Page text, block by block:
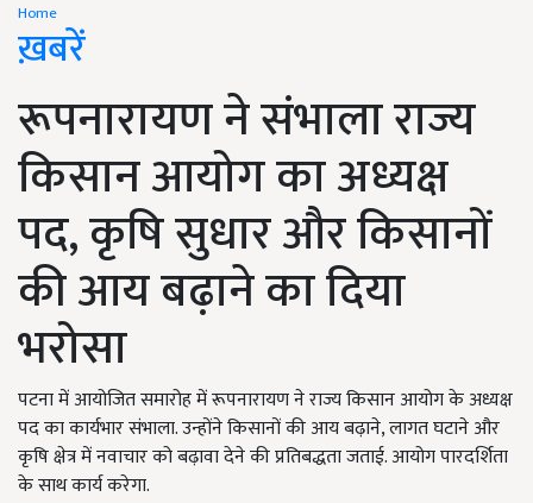
Home
ख़बरें
रूपनारायण ने संभाला राज्य
किसान आयोग का अध्यक्ष
पद, कृषि सुधार और किसानों
की आय बढ़ाने का दिया
भरोसा
पटना में आयोजित समारोह में रूपनारायण ने राज्य किसान आयोग के अध्यक्ष
पद का कार्यभार संभाला. उन्होंने किसानों की आय बढ़ाने, लागत घटाने और
कृषि क्षेत्र में नवाचार को बढ़ावा देने की प्रतिबद्धता जताई. आयोग पारदर्शिता
के साथ कार्य करेगा.